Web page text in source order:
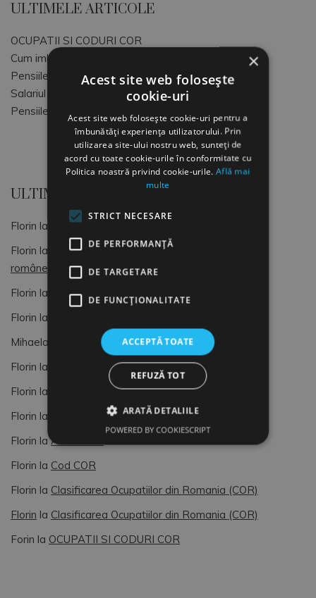
ULTIMELE ARTICOLE
OCUPATII SI CODURI COR
Cum imbunatatim atmosfera de lucru
Pensiile speciale MApN+MAI+SRI
Salariul Minim Brut pe tara
Pensiile speciale ale magistratilor
ULTIMELE COMENTARII
Florin la
OCUPATII SI CODURI COR
Florin la
Dimitrie Gusti, o lumină pentru sociologia
românească (4)
Florin la
OCUPATII SI CODURI COR
Florin la
Mihaela
Formular de Exit interviu
Florin la
OCUPATII SI CODURI COR
Florin la
OCUPATII SI CODURI COR
Florin la
Managementul Vietii si al Resurselor Umane
Florin laAUDIT HR
Florin la Cod COR
Florin la Clasificarea Ocupatiilor din Romania (COR)
Florin la Clasificarea Ocupatiilor din Romania (COR)
Forin la OCUPATII SI CODURI COR
×
Acest site web folosește
cookie-uri
Acest site web folosește cookie-uri pentru a
îmbunătăți experiența utilizatorului. Prin
utilizarea site-ului nostru web, sunteți de
acord cu toate cookie-urile în conformitate cu
Politica noastră privind cookie-urile.Află mai
multe
STRICT NECESARE
DE PERFORMANȚĂ
DE TARGETARE
DE FUNCŢIONALITATE
ACCEPTĂ TOATE
REFUZĂ TOT
ARATĂ DETALIILE
POWERED BY COOKIESCRIPT